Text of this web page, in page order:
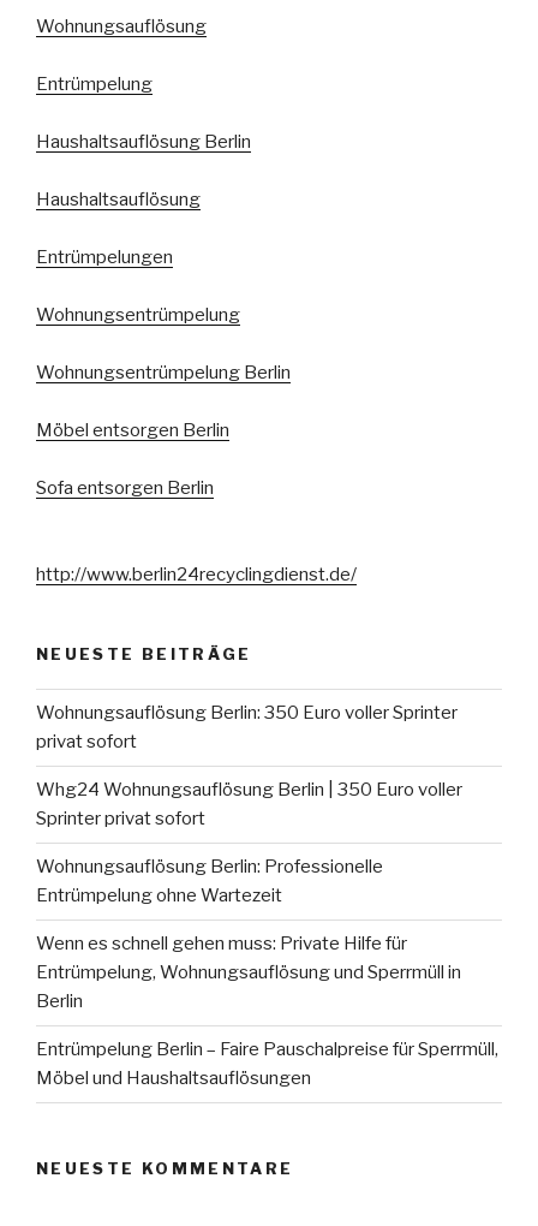
Wohnungsauflösung
Entrümpelung
Haushaltsauflösung Berlin
Haushaltsauflösung
Entrümpelungen
Wohnungsentrümpelung
Wohnungsentrümpelung Berlin
Möbel entsorgen Berlin
Sofa entsorgen Berlin
http://www.berlin24recyclingdienst.de/
NEUESTE BEITRÄGE
Wohnungsauflösung Berlin: 350 Euro voller Sprinter
privat sofort
Whg24 Wohnungsauflösung Berlin | 350 Euro voller
Sprinter privat sofort
Wohnungsauflösung Berlin: Professionelle
Entrümpelung ohne Wartezeit
Wenn es schnell gehen muss: Private Hilfe für
Entrümpelung, Wohnungsauflösung und Sperrmüll in
Berlin
Entrümpelung Berlin – Faire Pauschalpreise für Sperrmüll,
Möbel und Haushaltsauflösungen
NEUESTE KOMMENTARE